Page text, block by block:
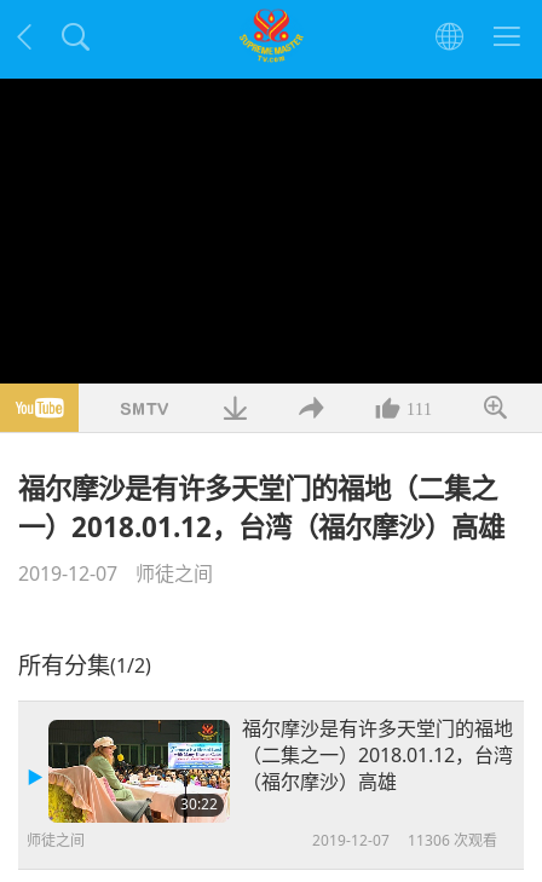
111
福尔摩沙是有许多天堂门的福地（二集之
一）2018.01.12，台湾（福尔摩沙）高雄
2019-12-07 师徒之间
所有分集(1/2)
30:22
福尔摩沙是有许多天堂门的福地
（二集之一）2018.01.12，台湾
（福尔摩沙）高雄
师徒之间 2019-12-07 11306 次观看